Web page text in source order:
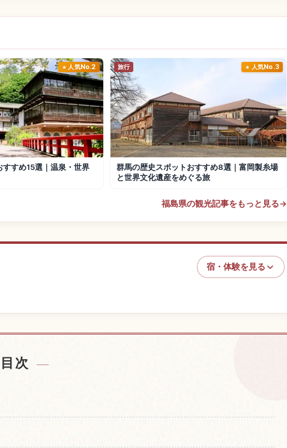
人気No.2
すすめ15選｜温泉・世界
旅行 人気No.3
群馬の歴史スポットおすすめ8選｜富岡製糸場
と世界文化遺産をめぐる旅
福島県の観光記事をもっと見る→
宿・体験を見る
目次